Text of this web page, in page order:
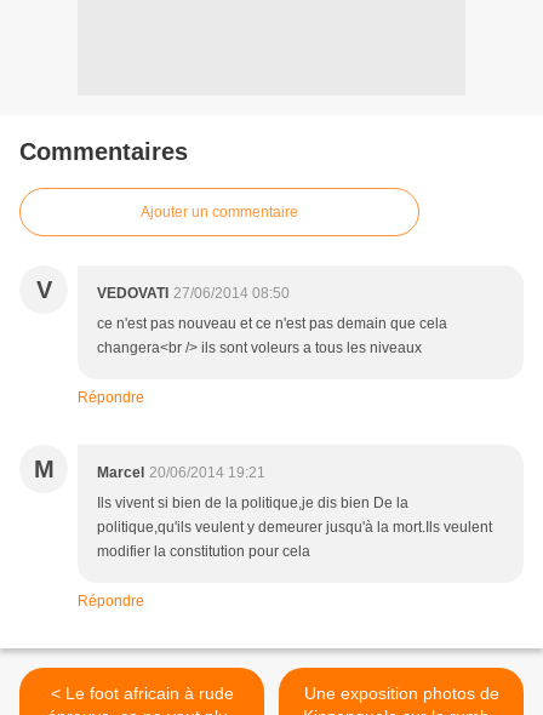
Commentaires
Ajouter un commentaire
V VEDOVATI 27/06/2014 08:50
ce n'est pas nouveau et ce n'est pas demain que cela
changera<br /> ils sont voleurs a tous les niveaux
Répondre
M Marcel 20/06/2014 19:21
Ils vivent si bien de la politique,je dis bien De la
politique,qu'ils veulent y demeurer jusqu'à la mort.Ils veulent
modifier la constitution pour cela
Répondre
< Le foot africain à rude
Une exposition photos de